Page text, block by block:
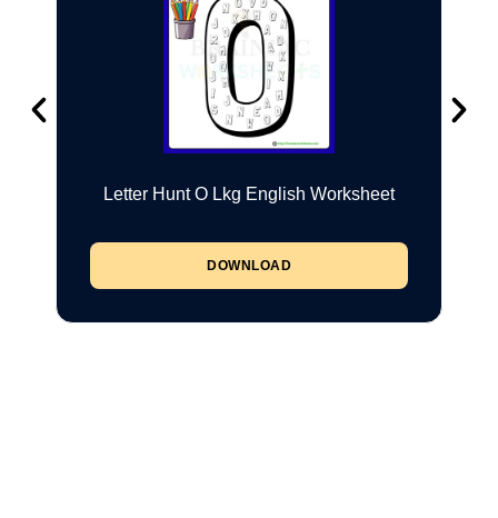
Letter Hunt O Lkg English Worksheet
DOWNLOAD